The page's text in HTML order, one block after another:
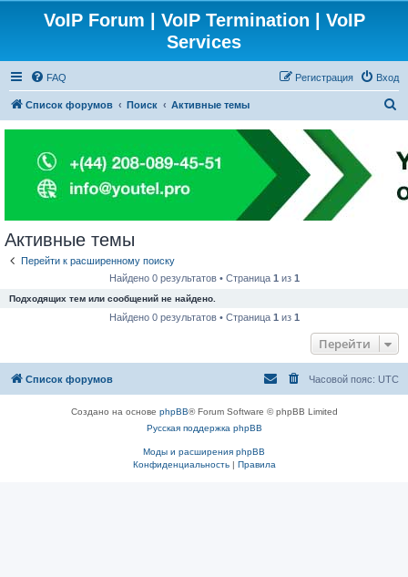
VoIP Forum | VoIP Termination | VoIP
Services
FAQ Вход
Регистрация
Список форумов Поиск Активные темы
с
к
Активные темы
Перейти к расширенному поиску
Найдено 0 результатов • Страница 1 из 1
Подходящих тем или сообщений не найдено.
Найдено 0 результатов • Страница 1 из 1
Перейти
Список форумов Часовой пояс: UTC
Создано на основе phpBB® Forum Software © phpBB Limited
Русская поддержка phpBB
Моды и расширения phpBB
Конфиденциальность| Правила